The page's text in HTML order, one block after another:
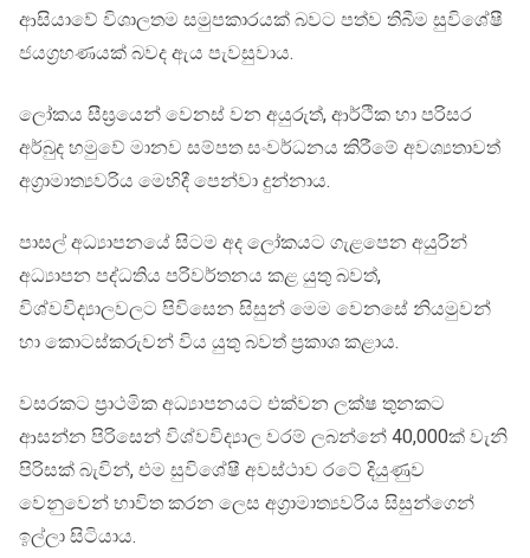
ආසියාවේ විශාලතම සමුපකාරයක් බවට පත්ව තිබීම සුවිශේෂී
ජයග්‍රහණයක් බවද ඇය පැවසුවාය.
​ලෝකය සීඝ්‍රයෙන් වෙනස් වන අයුරුත්, ආර්ථික හා පරිසර
අර්බුද හමුවේ මානව සම්පත සංවර්ධනය කිරීමේ අවශ්‍යතාවත්
අග්‍රාමාත්‍යවරිය මෙහිදී පෙන්වා දුන්නාය.
පාසල් අධ්‍යාපනයේ සිටම අද ලෝකයට ගැළපෙන අයුරින්
අධ්‍යාපන පද්ධතිය පරිවර්තනය කළ යුතු බවත්,
විශ්වවිද්‍යාලවලට පිවිසෙන සිසුන් මෙම වෙනසේ නියමුවන්
හා කොටස්කරුවන් විය යුතු බවත් ප්‍රකාශ කළාය.
වසරකට ප්‍රාථමික අධ්‍යාපනයට එක්වන ලක්ෂ තුනකට
ආසන්න පිරිසෙන් විශ්වවිද්‍යාල වරම් ලබන්නේ 40,000ක් වැනි
පිරිසක් බැවින්, එම සුවිශේෂී අවස්ථාව රටේ දියුණුව
වෙනුවෙන් භාවිත කරන ලෙස අග්‍රාමාත්‍යවරිය සිසුන්ගෙන්
ඉල්ලා සිටියාය.